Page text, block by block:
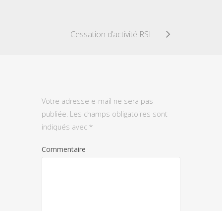
Cessation d’activité RSI
Votre adresse e-mail ne sera pas
publiée. Les champs obligatoires sont
indiqués avec *
Commentaire